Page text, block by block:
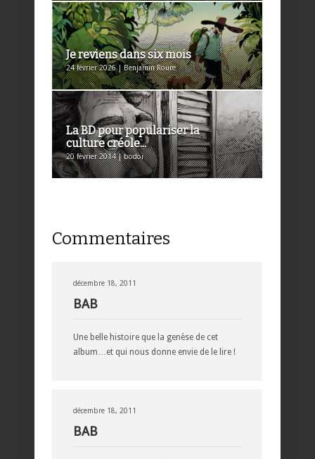
Je reviens dans six mois
24 février 2026 | Benjamin Roure
La BD pour populariser la
culture créole...
20 février 2014 | bodoi
Commentaires
décembre 18, 2011
BAB
Une belle histoire que la genèse de cet
album…et qui nous donne envie de le lire !
décembre 18, 2011
BAB